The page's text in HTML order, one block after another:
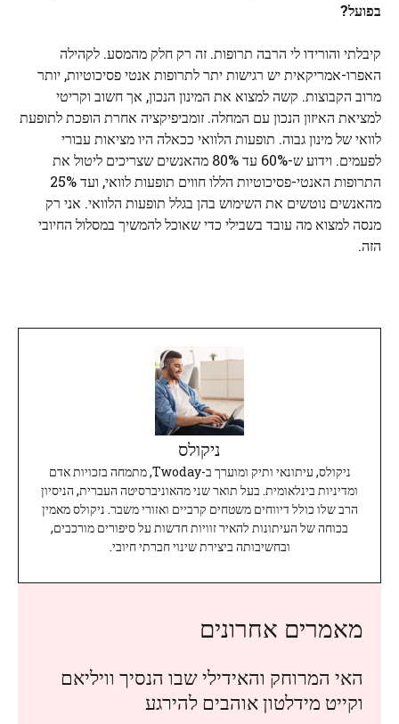
בפועל?
קיבלתי והורידו לי הרבה תרופות. זה רק חלק מהמסע. לקהילה
האפרו-אמריקאית יש רגישות יתר לתרופות אנטי פסיכוטיות, יותר
מרוב הקבוצות. קשה למצוא את המינון הנכון, אך חשוב וקריטי
למציאת האיזון הנכון עם המחלה. זומביפיקציה אחרת הופכת לתופעת
לוואי של מינון גבוה. תופעות הלוואי ככאלה היו מציאות עבורי
לפעמים. וידוע ש-60% עד 80% מהאנשים שצריכים ליטול את
התרופות האנטי-פסיכוטיות הללו חווים תופעות לוואי, ועד 25%
מהאנשים נוטשים את השימוש בהן בגלל תופעות הלוואי. אני רק
מנסה למצוא מה עובד בשבילי כדי שאוכל להמשיך במסלול החיובי
הזה.
ניקולס
ניקולס, עיתונאי ותיק ומוערך ב-Twoday, מתמחה בזכויות אדם
ומדיניות בינלאומית. בעל תואר שני מהאוניברסיטה העברית, הניסיון
הרב שלו כולל דיווחים משטחים קרביים ואזורי משבר. ניקולס מאמין
בכוחה של העיתונות להאיר זוויות חדשות על סיפורים מורכבים,
ובחשיבותה ביצירת שינוי חברתי חיובי.
מאמרים אחרונים
האי המרוחק והאידילי שבו הנסיך וויליאם
וקייט מידלטון אוהבים להירגע